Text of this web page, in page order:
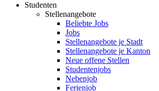
Studenten
Stellenangebote
Beliebte Jobs
Jobs
Stellenangebote je Stadt
Stellenangebote je Kanton
Neue offene Stellen
Studentenjobs
Nebenjob
Ferienjob